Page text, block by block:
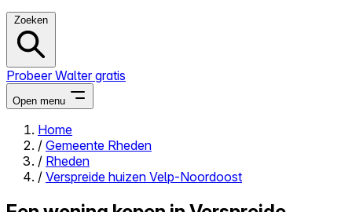
Zoeken
Probeer Walter gratis
Open menu
Close menu
Home
/ Gemeente Rheden
/ Rheden
/ Verspreide huizen Velp-Noordoost